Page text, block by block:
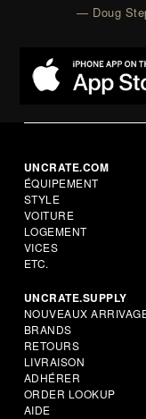
— Doug
UNCRATE.COM
ÉQUIPEMENT
STYLE
VOITURE
LOGEMENT
VICES
ETC.
UNCRATE.SUPPLY
NOUVEAUX
BRANDS
RETOURS
LIVRAISON
ADHÉRER
ORDER LOOKUP
AIDE